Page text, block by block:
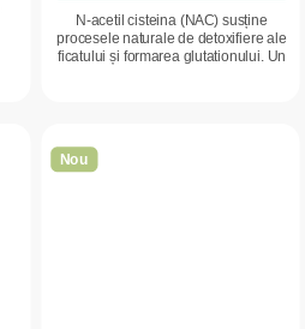
N-acetil cisteina (NAC) susține
procesele naturale de detoxifiere ale
ficatului și formarea glutationului. Un
Nou